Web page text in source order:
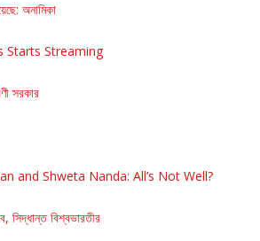
অনামিকা
Starts Streaming
সরকার
and Shweta Nanda: All’s Not Well?
বিশ্বভারতীর